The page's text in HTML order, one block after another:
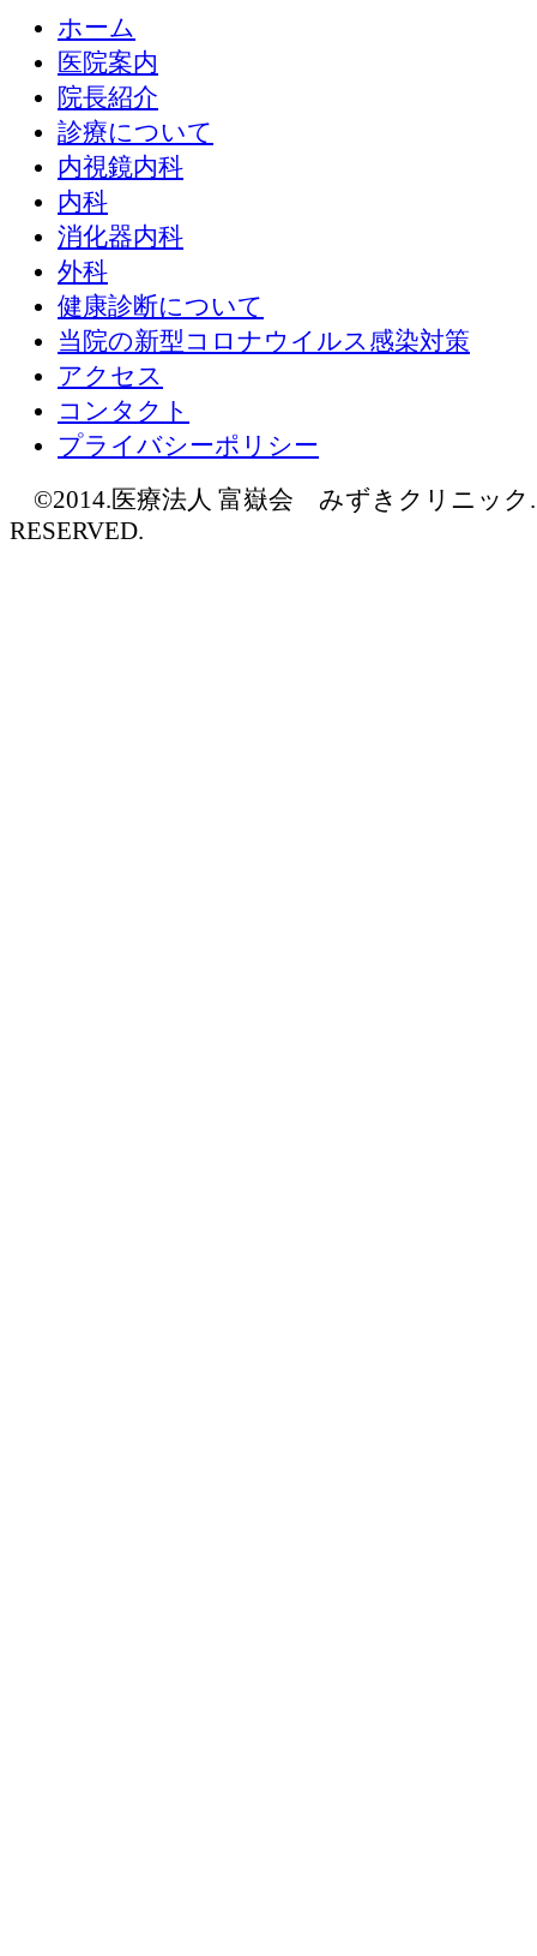
ホーム
医院案内
院長紹介
診療について
内視鏡内科
内科
消化器内科
外科
健康診断について
当院の新型コロナウイルス感染対策
アクセス
コンタクト
プライバシーポリシー
©2014.医療法人 富嶽会 みずきクリニック.
RESERVED.